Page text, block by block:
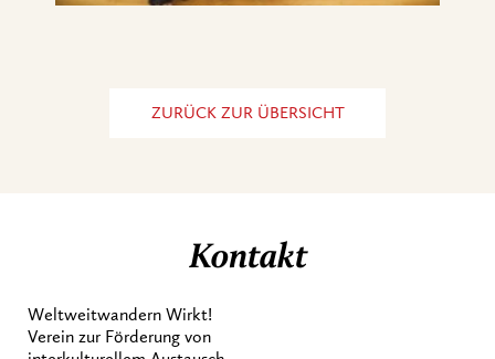
ZURÜCK ZUR ÜBERSICHT
Kontakt
Weltweitwandern Wirkt!
Verein zur Förderung von